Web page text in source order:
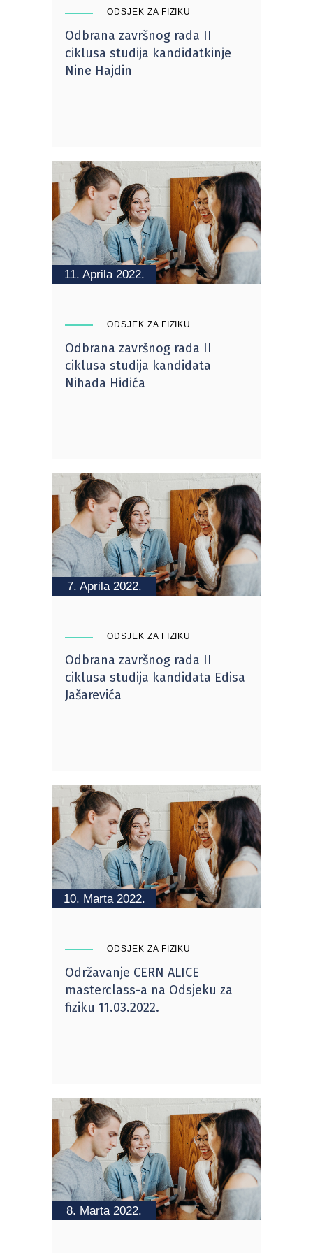
ODSJEK ZA FIZIKU
Odbrana završnog rada II
ciklusa studija kandidatkinje
Nine Hajdin
11. Aprila 2022.
ODSJEK ZA FIZIKU
Odbrana završnog rada II
ciklusa studija kandidata
Nihada Hidića
7. Aprila 2022.
ODSJEK ZA FIZIKU
Odbrana završnog rada II
ciklusa studija kandidata Edisa
Jašarevića
10. Marta 2022.
ODSJEK ZA FIZIKU
Održavanje CERN ALICE
masterclass-a na Odsjeku za
fiziku 11.03.2022.
8. Marta 2022.